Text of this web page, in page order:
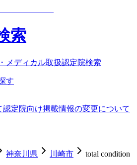
索
メディカル取扱認定院検索
す
認定院向け掲載情報の変更について
神奈川県 川崎市
total condition